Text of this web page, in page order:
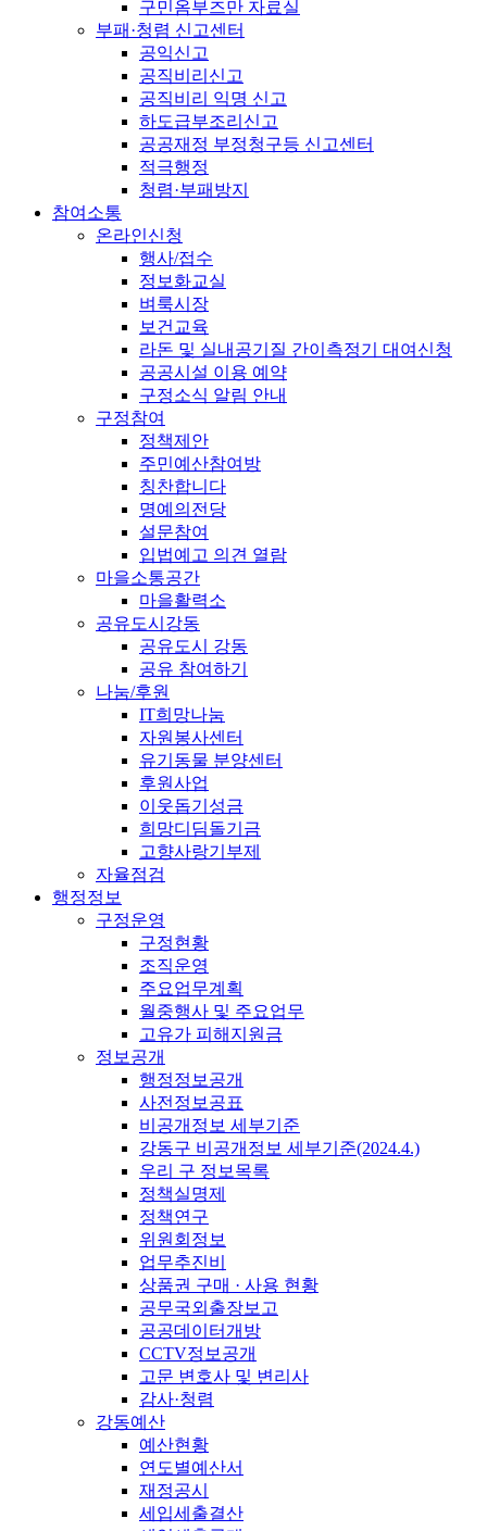
구민옴부즈만 자료실
부패·청렴 신고센터
공익신고
공직비리신고
공직비리 익명 신고
하도급부조리신고
공공재정 부정청구등 신고센터
적극행정
청렴·부패방지
참여소통
온라인신청
행사/접수
정보화교실
벼룩시장
보건교육
라돈 및 실내공기질 간이측정기 대여신청
공공시설 이용 예약
구정소식 알림 안내
구정참여
정책제안
주민예산참여방
칭찬합니다
명예의전당
설문참여
입법예고 의견 열람
마을소통공간
마을활력소
공유도시강동
공유도시 강동
공유 참여하기
나눔/후원
IT희망나눔
자원봉사센터
유기동물 분양센터
후원사업
이웃돕기성금
희망디딤돌기금
고향사랑기부제
자율점검
행정정보
구정운영
구정현황
조직운영
주요업무계획
월중행사 및 주요업무
고유가 피해지원금
정보공개
행정정보공개
사전정보공표
비공개정보 세부기준
강동구 비공개정보 세부기준(2024.4.)
우리 구 정보목록
정책실명제
정책연구
위원회정보
업무추진비
상품권 구매 · 사용 현황
공무국외출장보고
공공데이터개방
CCTV정보공개
고문 변호사 및 변리사
감사·청렴
강동예산
예산현황
연도별예산서
재정공시
세입세출결산